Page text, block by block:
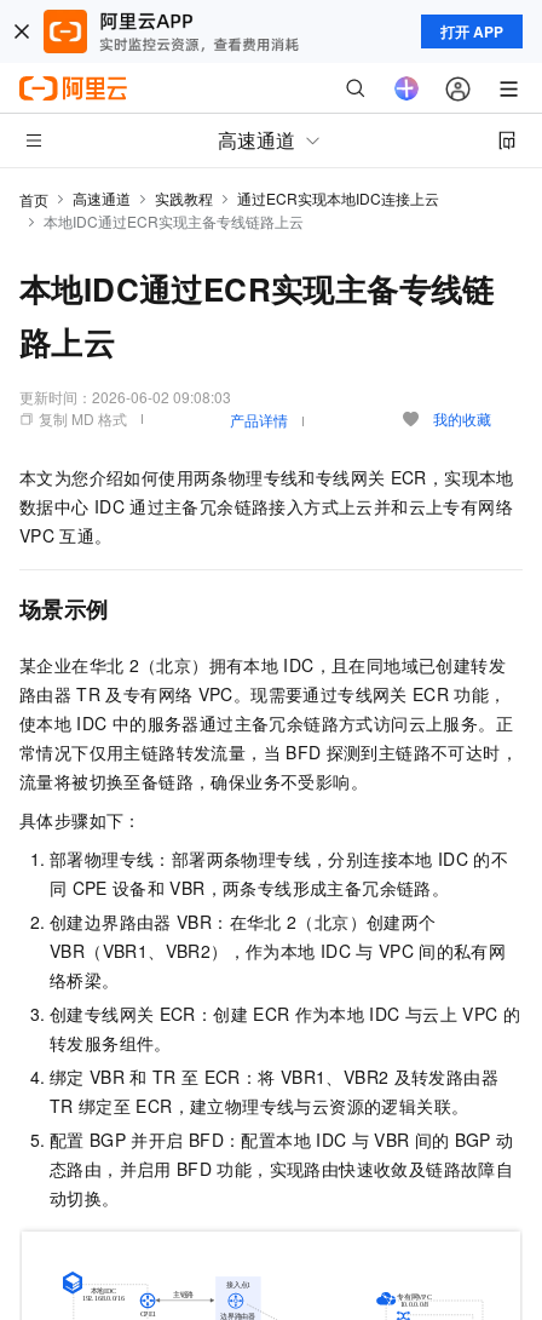
打开 APP
高速通道
首页 高速通道 实践教程
通过ECR实现本地IDC连接上云
本地IDC通过ECR实现主备专线链路上云
本地IDC通过ECR实现主备专线链
路上云
更新时间： 2026-06-02 09:08:03
复制 MD 格式
产品详情 我的收藏
本文为您介绍如何使用两条物理专线和专线网关 ECR，实现本地
数据中心 IDC 通过主备冗余链路接入方式上云并和云上专有网络
VPC 互通。
场景示例
某企业在华北 2（北京）拥有本地 IDC，且在同地域已创建转发
路由器 TR 及专有网络 VPC。现需要通过专线网关 ECR 功能，
使本地 IDC 中的服务器通过主备冗余链路方式访问云上服务。正
常情况下仅用主链路转发流量，当 BFD 探测到主链路不可达时，
流量将被切换至备链路，确保业务不受影响。
具体步骤如下：
部署物理专线：部署两条物理专线，分别连接本地 IDC 的不
同 CPE 设备和 VBR，两条专线形成主备冗余链路。
创建边界路由器 VBR：在华北 2（北京）创建两个
VBR（VBR1、VBR2），作为本地 IDC 与 VPC 间的私有网
络桥梁。
创建专线网关 ECR：创建 ECR 作为本地 IDC 与云上 VPC 的
转发服务组件。
绑定 VBR 和 TR 至 ECR：将 VBR1、VBR2 及转发路由器
TR 绑定至 ECR，建立物理专线与云资源的逻辑关联。
配置 BGP 并开启 BFD：配置本地 IDC 与 VBR 间的 BGP 动
态路由，并启用 BFD 功能，实现路由快速收敛及链路故障自
动切换。